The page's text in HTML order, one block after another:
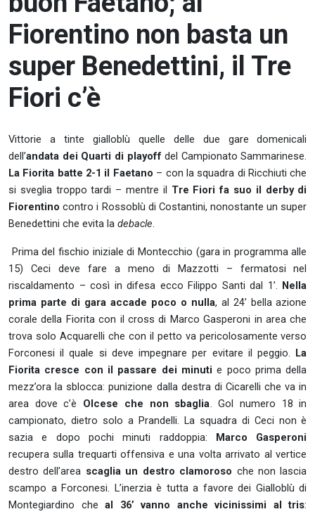
Fiorentino non basta un
super Benedettini, il Tre
Fiori c’è
Vittorie a tinte gialloblù quelle delle due gare domenicali
dell’andata dei Quarti di playoffdel Campionato Sammarinese.
La Fiorita batte 2-1 il Faetano – con la squadra di Ricchiuti che
si sveglia troppo tardi – mentre il Tre Fiori fa suo il derby di
Fiorentino contro i Rossoblù di Costantini, nonostante un super
Benedettini che evita la debacle
Prima del fischio iniziale di Montecchio (gara in programma alle
15) Ceci deve fare a meno di Mazzotti – fermatosi nel
riscaldamento – così in difesa ecco Filippo Santi dal 1’. Nella
prima parte di gara accade poco o nulla, al 24’ bella azione
corale della Fiorita con il cross di Marco Gasperoni in area che
trova solo Acquarelli che con il petto va pericolosamente verso
Forconesi il quale si deve impegnare per evitare il peggio. La
Fiorita cresce con il passare dei minuti e poco prima della
mezz’ora la sblocca: punizione dalla destra di Cicarelli che va in
area dove c’è Olcese che non sbaglia . Gol numero 18 in
campionato, dietro solo a Prandelli. La squadra di Ceci non è
sazia e dopo pochi minuti raddoppia: Marco Gasperoni
recupera sulla trequarti offensiva e una volta arrivato al vertice
destro dell’area scaglia un destro clamoroso che non lascia
scampo a Forconesi. L’inerzia è tutta a favore dei Gialloblù di
Montegiardino cheal 36’ vanno anche vicinissimi al tris: